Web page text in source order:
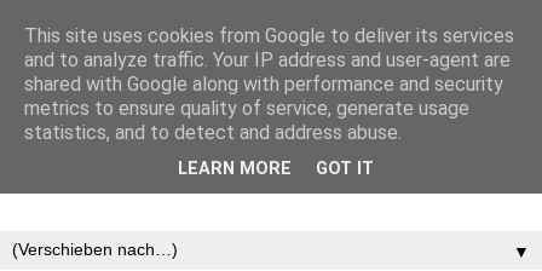
▼
This site uses cookies from Google to deliver its services
and to analyze traffic. Your IP address and user-agent are
shared with Google along with performance and security
metrics to ensure quality of service, generate usage
statistics, and to detect and address abuse.
LEARN MORE GOT IT